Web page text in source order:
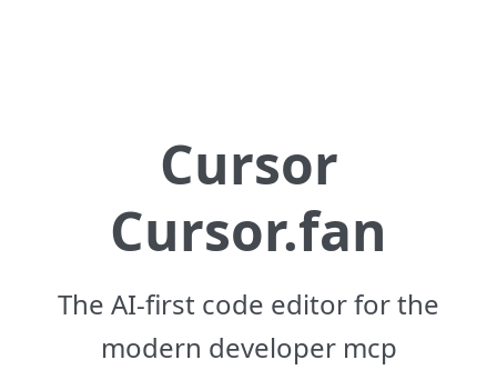
Cursor
Cursor.fan
The AI-first code editor for the
modern developer mcp